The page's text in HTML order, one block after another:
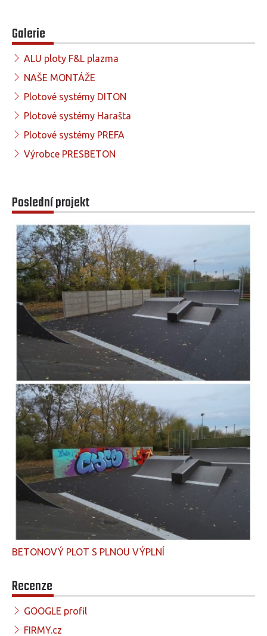
Galerie
ALU ploty F&L plazma
NAŠE MONTÁŽE
Plotové systémy DITON
Plotové systémy Harašta
Plotové systémy PREFA
Výrobce PRESBETON
Poslední projekt
BETONOVÝ PLOT S PLNOU VÝPLNÍ
Recenze
GOOGLE profil
FIRMY.cz